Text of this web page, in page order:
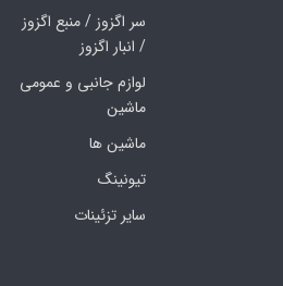
سر اگزوز / منبع اگزوز
/ انبار اگزوز
لوازم جانبی و عمومی
ماشین
ماشین ها
تیونینگ
سایر تزئینات